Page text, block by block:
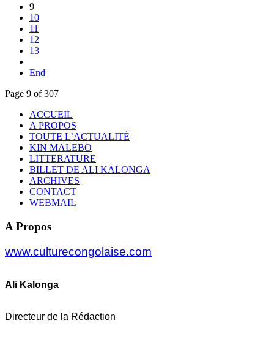
9
10
11
12
13
End
Page 9 of 307
ACCUEIL
A PROPOS
TOUTE L’ACTUALITÉ
KIN MALEBO
LITTERATURE
BILLET DE ALI KALONGA
ARCHIVES
CONTACT
WEBMAIL
A Propos
www.culturecongolaise.com
Ali Kalonga
Directeur de la Rédaction